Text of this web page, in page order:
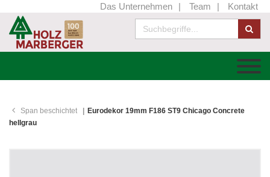
Das Unternehmen Team Kontakt
Span beschichtet
Eurodekor 19mm F186 ST9 Chicago Concrete
hellgrau